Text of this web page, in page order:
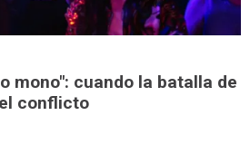
mono": cuando la batalla de
conflicto